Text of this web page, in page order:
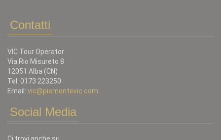
Contatti
VIC Tour Operator
Via Rio Misureto 8
12051 Alba (CN)
Tel. 0173 223250
Email: vic@piemontevic.com
Social Media